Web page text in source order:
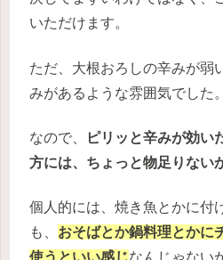
いただけます。
ただ、大根おろしの辛みが弱
みがあるような雰囲気でした。
なので、
ピリッと辛みが効い
方には、ちょっと物足りない
個人的には、焼き魚とかに付
も、 おそばとか鍋料理とかに